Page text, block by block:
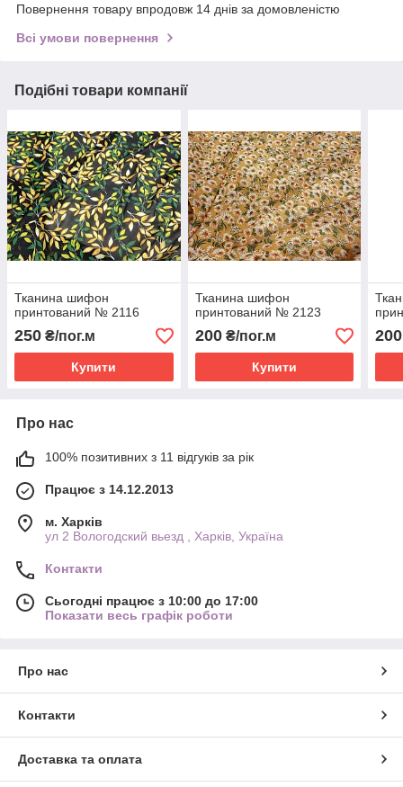
Повернення товару впродовж 14 днів за домовленістю
Всі умови повернення
Подібні товари компанії
Тканина шифон
принтований № 2116
250 ₴/пог.м
Купити
Тканина шифон
принтований № 2123
200₴/пог.м
Купити
200
Про нас
100% позитивних з 11 відгуків за рік
Працює з 14.12.2013
м. Харків
ул 2 Вологодский вьезд , Харків, Україна
Контакти
Сьогодні працює з 10:00 до 17:00
Показати весь графік роботи
Про нас
Контакти
Доставка та оплата